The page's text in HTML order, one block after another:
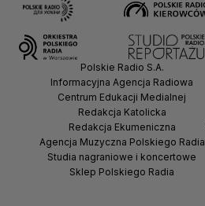
Polskie Radio S.A.
Informacyjna Agencja Radiowa
Centrum Edukacji Medialnej
Redakcja Katolicka
Redakcja Ekumeniczna
Agencja Muzyczna Polskiego Radia
Studia nagraniowe i koncertowe
Sklep Polskiego Radia